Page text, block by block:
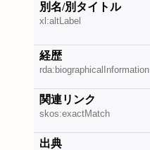
別名/別タイトル
xl:altLabel
経歴
rda:biographicalInformation
関連リンク
skos:exactMatch
出典